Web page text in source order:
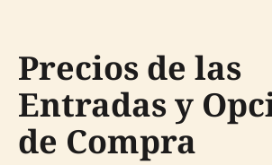
Precios de las
Entradas y
de Compra